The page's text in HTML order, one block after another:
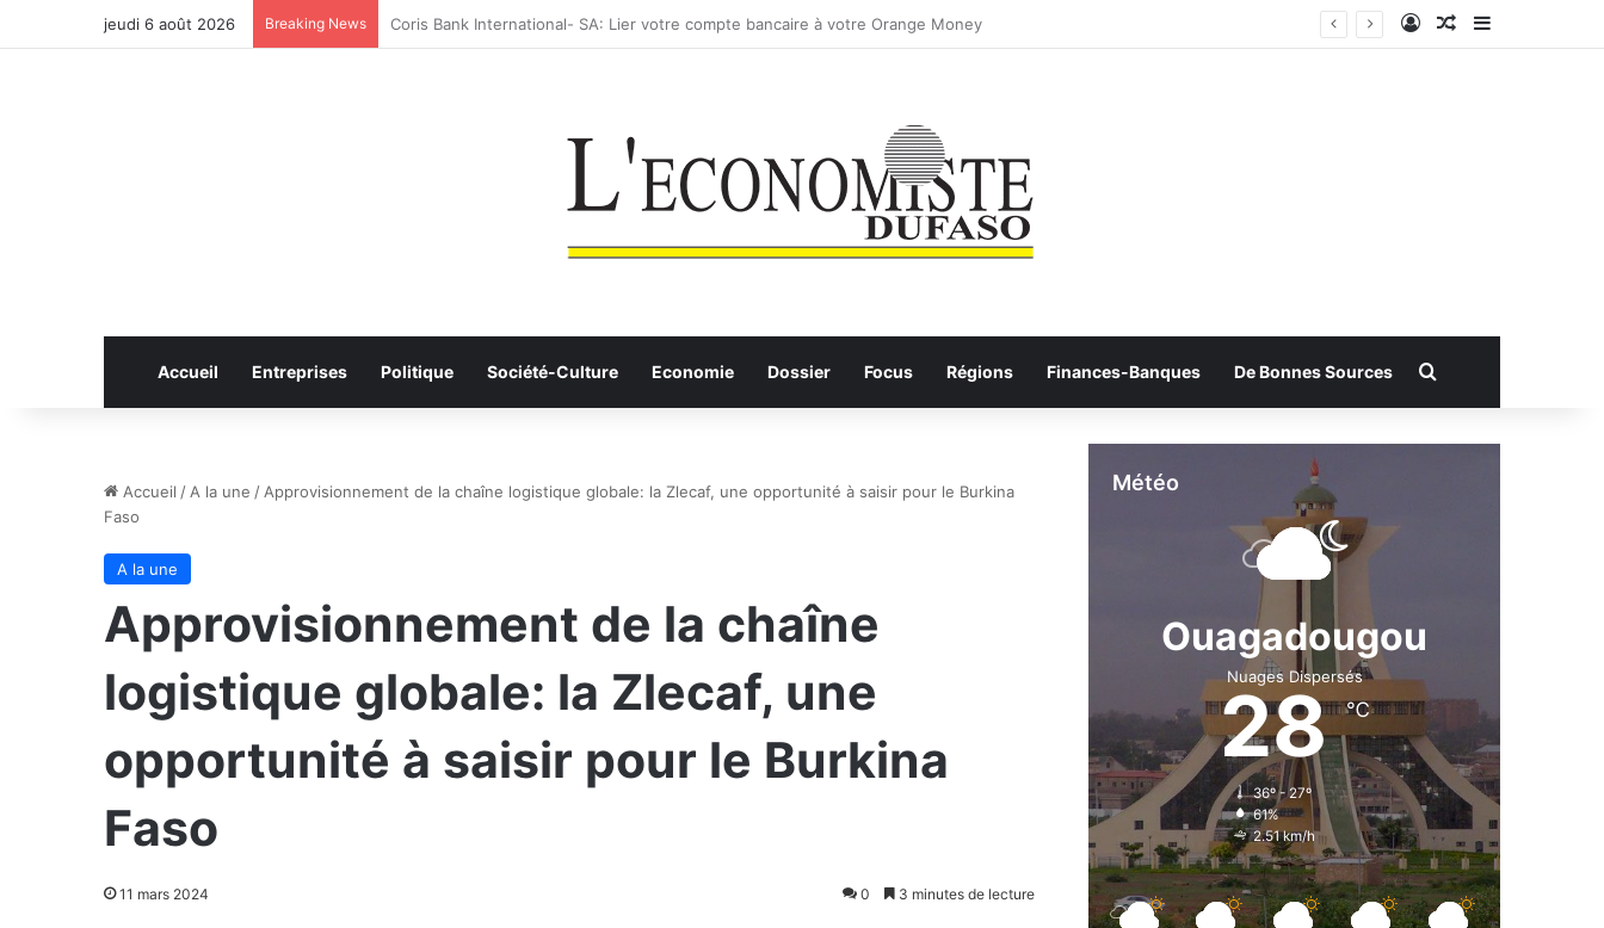
jeudi 6 août 2026 Breaking News CAN féminine 2026 : les Etalons Dames quittent la compétition ConnexionArticle Aléatoire
Accueil Entreprises Politique Société-Culture Economie Dossier Focus Régions Finances-Banques De Bonnes Sources Rechercher
Accueil / A la une / Approvisionnement de la chaîne logistique globale: la Zlecaf, une opportunité à saisir pour le Burkina
Faso
A la une
Approvisionnement de la chaîne
logistique globale: la Zlecaf, une
opportunité à saisir pour le Burkina
Faso
11 mars 2024 0 3 minutes de lecture
Météo
Ouagadougou
Nuages Dispersés
28℃
36º - 27º
61%
2.51 km/h